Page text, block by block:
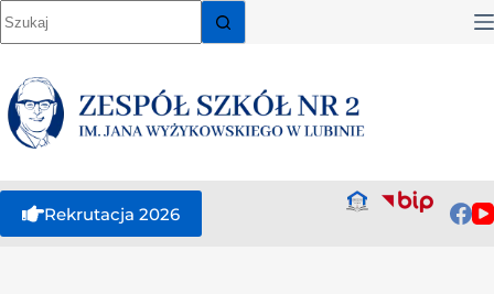
Rekrutacja 2026